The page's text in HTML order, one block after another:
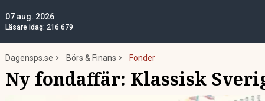
07 aug. 2026
Läsare idag: 216 679
Dagensps.se Börs & Finans Fonder
Ny fondaffär: Klassisk